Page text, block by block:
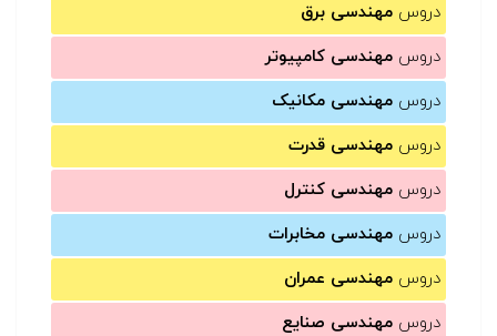
دروس مهندسی برق
دروس مهندسی کامپیوتر
دروس مهندسی مکانیک
دروس مهندسی قدرت
دروس مهندسی کنترل
دروس مهندسی مخابرات
دروس مهندسی عمران
دروس مهندسی صنایع